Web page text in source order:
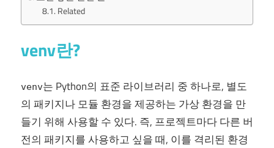
Related
venv란?
venv는 Python의 표준 라이브러리 중 하나로, 별도
의 패키지나 모듈 환경을 제공하는 가상 환경을 만
들기 위해 사용할 수 있다. 즉, 프로젝트마다 다른 버
전의 패키지를 사용하고 싶을 때, 이를 격리된 환경